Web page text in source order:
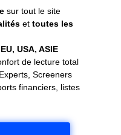
sur tout le site
et toutes les
USA, ASIE
de lecture total
Screeners
financiers, listes